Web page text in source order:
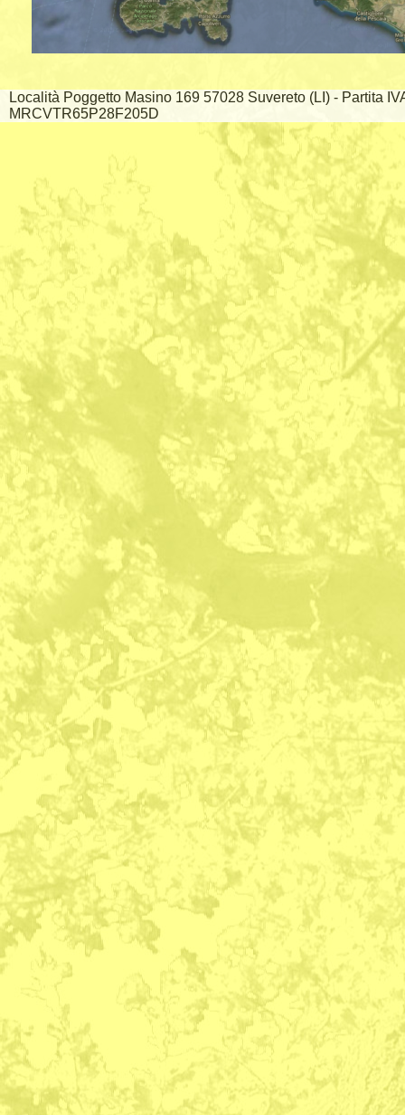
Località Poggetto Masino 169 57028 Suvereto (LI) - Partita
MRCVTR65P28F205D